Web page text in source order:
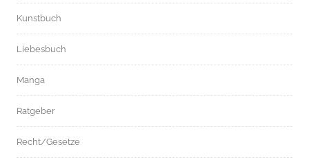
Kunstbuch
Liebesbuch
Manga
Ratgeber
Recht/Gesetze